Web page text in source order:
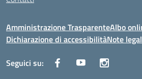
Amministrazione TrasparenteAlbo
Dichiarazione di accessibilitàNote
Seguici su: